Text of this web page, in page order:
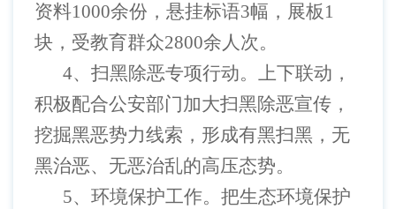
资料1000余份，悬挂标语3幅，展板1
块，受教育群众2800余人次。
4、扫黑除恶专项行动。上下联动，
积极配合公安部门加大扫黑除恶宣传，
挖掘黑恶势力线索，形成有黑扫黑，无
黑治恶、无恶治乱的高压态势。
5、环境保护工作。把生态环境保护